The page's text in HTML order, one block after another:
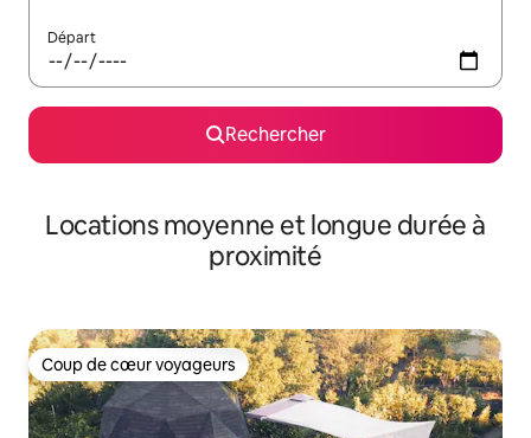
Départ
Rechercher
Locations moyenne et longue durée à
proximité
Coup de cœur voyageurs
Coup de cœur voyageurs